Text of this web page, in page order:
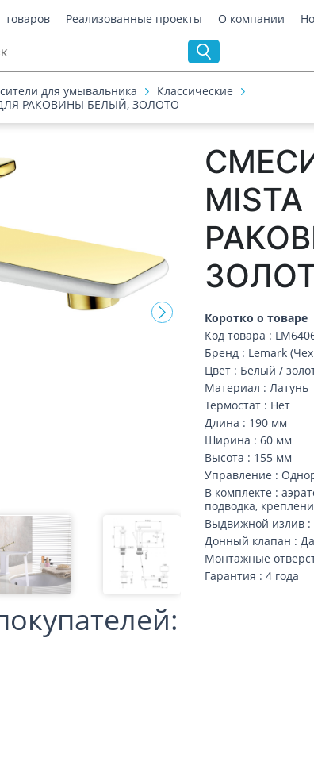
товаров Реализованные проекты О компании
для умывальника
Классические
ДЛЯ РАКОВИНЫ БЕЛЫЙ, ЗОЛОТО
Коротко о товаре
Код товара :
Бренд : Lemark
Цвет : Белый /
Материал : Латунь
Термостат : Нет
Длина : 190 мм
Ширина : 60 мм
Высота : 155 мм
Управление :
В комплекте :
подводка,
Выдвижной излив :
Донный клапан : Да
Монтажные
Гарантия : 4 года